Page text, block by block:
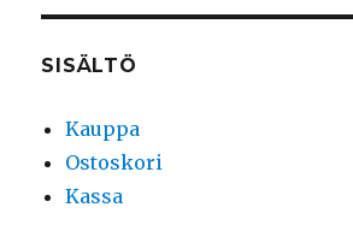
SISÄLTÖ
Kauppa
Ostoskori
Kassa